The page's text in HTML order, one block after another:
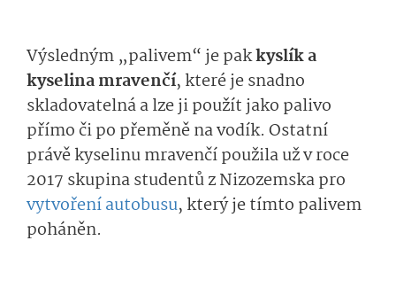
Výsledným „palivem“ je pakkyslík a
kyselina mravenčí, které je snadno
skladovatelná a lze ji použít jako palivo
přímo či po přeměně na vodík. Ostatní
právě kyselinu mravenčí použila už v roce
2017 skupina studentů z Nizozemska pro
vytvoření autobusu, který je tímto palivem
poháněn.